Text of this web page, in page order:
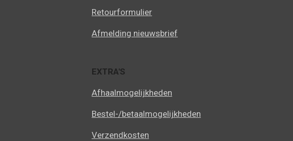
Retourformulier
Afmelding nieuwsbrief
EXTRA'S
Afhaalmogelijkheden
Bestel-/betaalmogelijkheden
Verzendkosten